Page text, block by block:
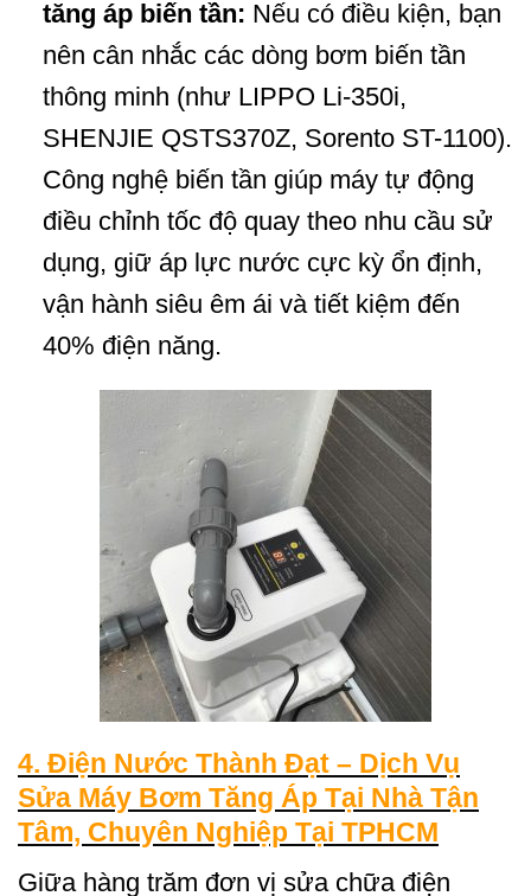
tăng áp biến tần: Nếu có điều kiện, bạn
nên cân nhắc các dòng bơm biến tần
thông minh (như LIPPO Li-350i,
SHENJIE QSTS370Z, Sorento ST-1100).
Công nghệ biến tần giúp máy tự động
điều chỉnh tốc độ quay theo nhu cầu sử
dụng, giữ áp lực nước cực kỳ ổn định,
vận hành siêu êm ái và tiết kiệm đến
40% điện năng.
4. Điện Nước Thành Đạt – Dịch Vụ
Sửa Máy Bơm Tăng Áp Tại Nhà Tận
Tâm, Chuyên Nghiệp Tại TPHCM
Giữa hàng trăm đơn vị sửa chữa điện